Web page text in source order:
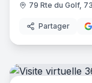
79 Rte du Golf,
Partager